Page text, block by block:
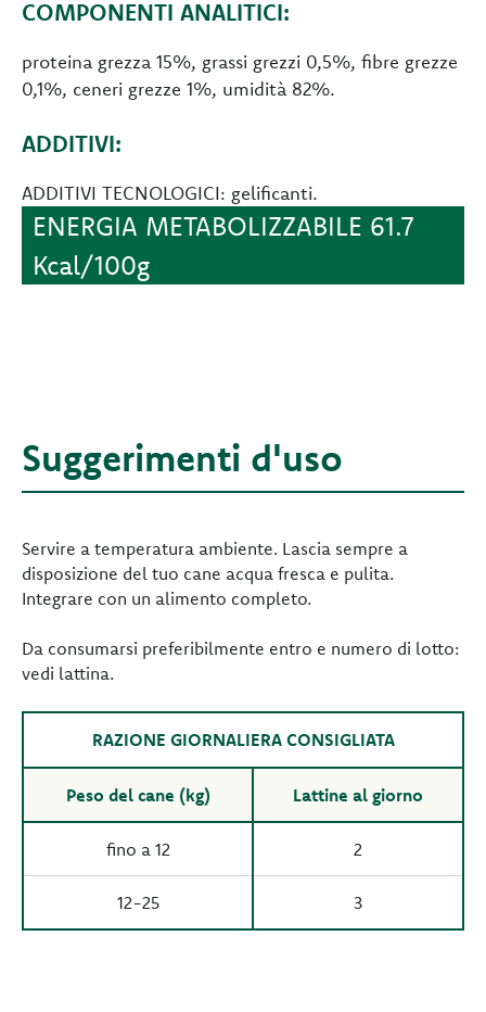
COMPONENTI ANALITICI:
proteina grezza 15%, grassi grezzi 0,5%, fibre grezze
0,1%, ceneri grezze 1%, umidità 82%.
ADDITIVI:
ADDITIVI TECNOLOGICI: gelificanti.
ENERGIA METABOLIZZABILE 61.7
Kcal/100g
Suggerimenti d'uso
Servire a temperatura ambiente. Lascia sempre a
disposizione del tuo cane acqua fresca e pulita.
Integrare con un alimento completo.
Da consumarsi preferibilmente entro e numero di lotto:
vedi lattina.
RAZIONE GIORNALIERA CONSIGLIATA
Peso del cane (kg) Lattine al giorno
fino a 12 2
12-25 3